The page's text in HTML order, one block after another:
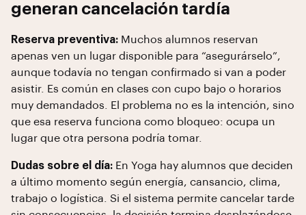
generan cancelación tardía
Reserva preventiva: Muchos alumnos reservan
apenas ven un lugar disponible para “asegurárselo”,
aunque todavía no tengan confirmado si van a poder
asistir. Es común en clases con cupo bajo o horarios
muy demandados. El problema no es la intención, sino
que esa reserva funciona como bloqueo: ocupa un
lugar que otra persona podría tomar.
Dudas sobre el día: En Yoga hay alumnos que deciden
a último momento según energía, cansancio, clima,
trabajo o logística. Si el sistema permite cancelar tarde